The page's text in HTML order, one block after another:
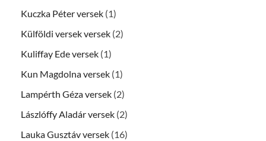
Kuczka Péter versek (1)
Külföldi versek versek (2)
Kuliffay Ede versek (1)
Kun Magdolna versek (1)
Lampérth Géza versek (2)
Lászlóffy Aladár versek (2)
Lauka Gusztáv versek (16)